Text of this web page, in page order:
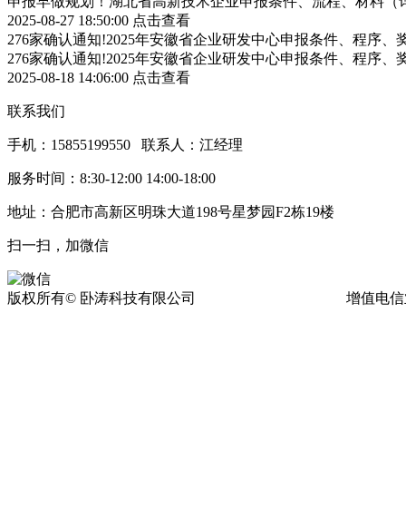
2025-08-27 18:50:00 点击查看
276家确认通知!2025年安徽省企业研发中心申报条件、程序、
276家确认通知!2025年安徽省企业研发中心申报条件、程序、
2025-08-18 14:06:00 点击查看
联系我们
手机：15855199550 联系人：江经理
服务时间：8:30-12:00 14:00-18:00
地址：合肥市高新区明珠大道198号星梦园F2栋19楼
扫一扫，加微信
版权所有© 卧涛科技有限公司 增值电